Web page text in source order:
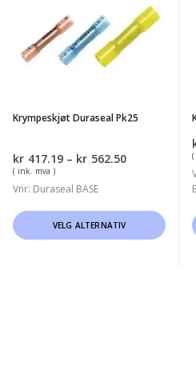
Krympeskjøt Duraseal Pk25
kr 417.19 – kr 562.50Prisområde:
( ink. mva )
Vnr: Duraseal BASE
VELG ALTERNATIV
Dette
produktet